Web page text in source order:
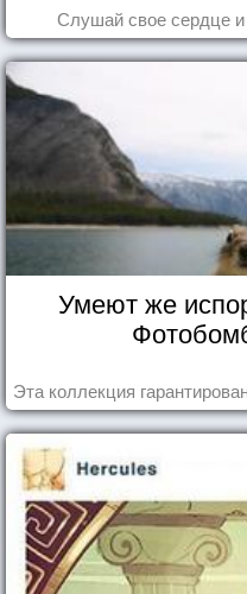
Слушай свое сердце и
Умеют же
Эта коллекция